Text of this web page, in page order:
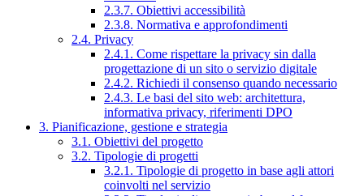
2.3.7. Obiettivi accessibilità
2.3.8. Normativa e approfondimenti
2.4. Privacy
2.4.1. Come rispettare la privacy sin dalla
progettazione di un sito o servizio digitale
2.4.2. Richiedi il consenso quando necessario
2.4.3. Le basi del sito web: architettura,
informativa privacy, riferimenti DPO
3. Pianificazione, gestione e strategia
3.1. Obiettivi del progetto
3.2. Tipologie di progetti
3.2.1. Tipologie di progetto in base agli attori
coinvolti nel servizio